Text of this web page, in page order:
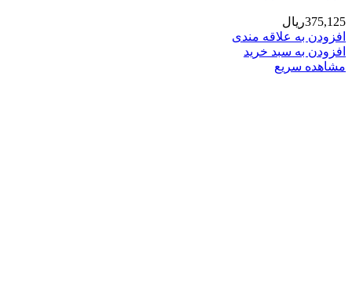
375,125ریال
افزودن به علاقه مندی
افزودن به سبد خرید
مشاهده سریع